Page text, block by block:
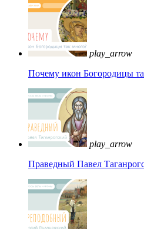
play_arrow
Почему икон Богородицы
play_arrow
Праведный Павел